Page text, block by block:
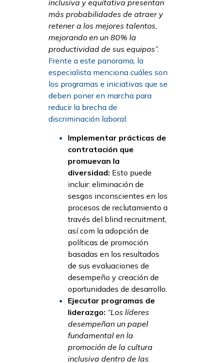
inclusiva y equitativa presentan
más probabilidades de atraer y
retener a los mejores talentos,
mejorando en un 80% la
productividad de sus equipos”.
Frente a este panorama, la
especialista menciona cuáles son
los programas e iniciativas que se
deben poner en marcha para
reducir la brecha de
discriminación laboral:
Implementar prácticas de
contratación que
promuevan la
diversidad: Esto puede
incluir: eliminación de
sesgos inconscientes en los
procesos de reclutamiento a
través del blind recruitment,
así com la adopción de
políticas de promoción
basadas en los resultados
de sus evaluaciones de
desempeño y creación de
oportunidades de desarrollo.
Ejecutar programas de
liderazgo: “Los líderes
desempeñan un papel
fundamental en la
promoción de la cultura
inclusiva dentro de las